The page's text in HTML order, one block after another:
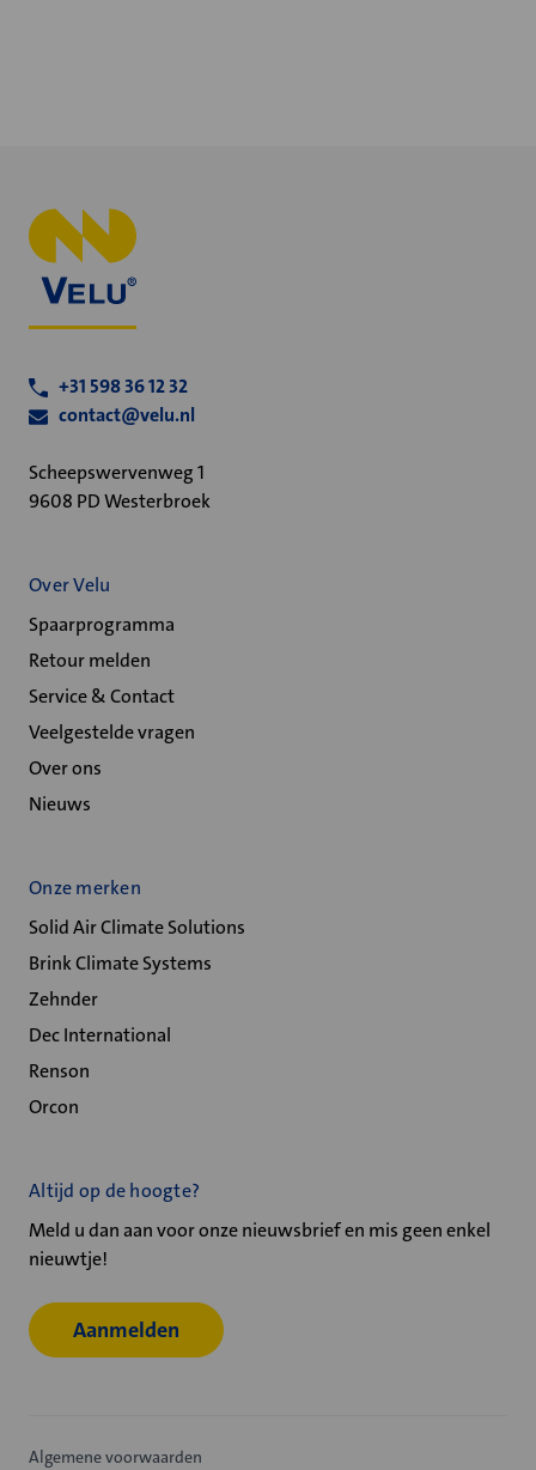
+31 598 36 12 32
contact@velu.nl
Scheepswervenweg 1
9608 PD Westerbroek
Over Velu
Spaarprogramma
Retour melden
Service & Contact
Veelgestelde vragen
Over ons
Nieuws
Onze merken
Solid Air Climate Solutions
Brink Climate Systems
Zehnder
Dec International
Renson
Orcon
Altijd op de hoogte?
Meld u dan aan voor onze nieuwsbrief en mis geen enkel
nieuwtje!
Aanmelden
Algemene voorwaarden